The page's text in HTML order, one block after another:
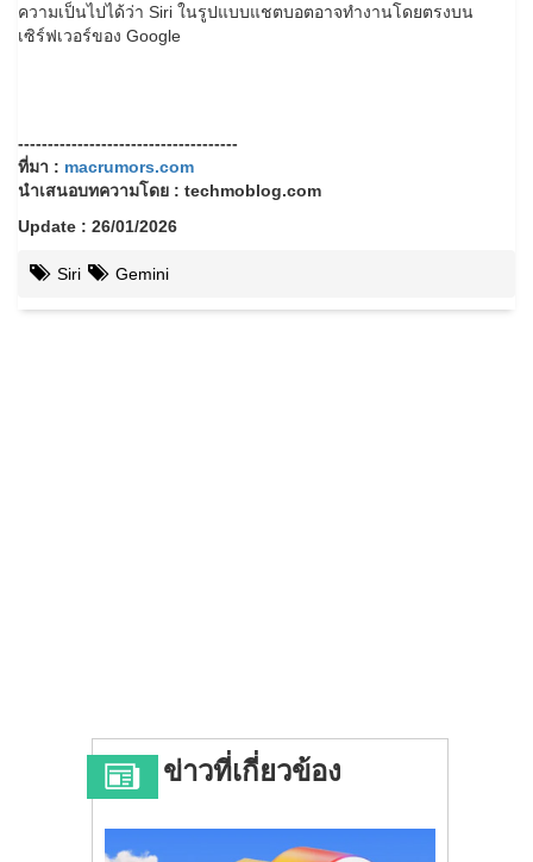
ความเป็นไปได้ว่า Siri ในรูปแบบแชตบอตอาจทำงานโดยตรงบน
เซิร์ฟเวอร์ของ Google
-------------------------------------
ที่มา : macrumors.com
นำเสนอบทความโดย : techmoblog.com
Update : 26/01/2026
Siri Gemini
ข่าวที่เกี่ยวข้อง